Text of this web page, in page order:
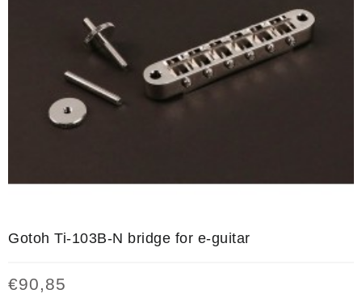
Gotoh Ti-103B-N bridge for e-guitar
€90,85